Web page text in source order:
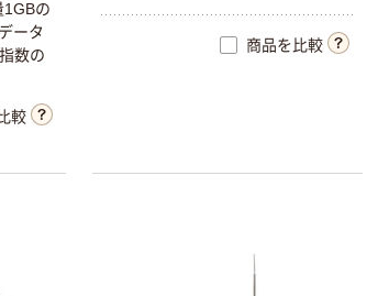
1GBの
ータ
数の
較
商品を比較